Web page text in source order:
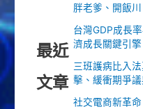
最近
文章
胖老爹、開飯
台灣GDP成長
濟成長關鍵引擎
三班護病比入
擊、緩衝期爭
社交電商新革